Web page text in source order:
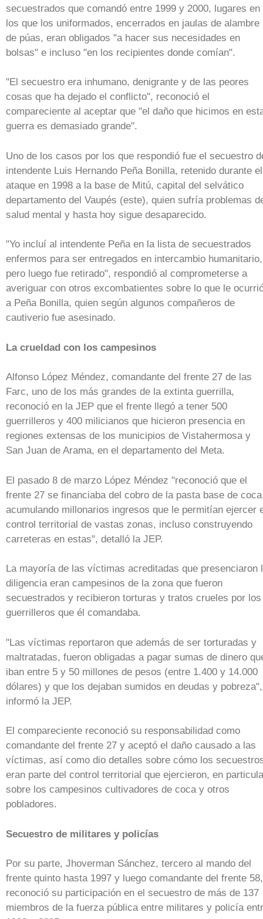
secuestrados que comandó entre 1999 y 2000, lugares en
los que los uniformados, encerrados en jaulas de alambre
de púas, eran obligados "a hacer sus necesidades en
bolsas" e incluso "en los recipientes donde comían".
"El secuestro era inhumano, denigrante y de las peores
cosas que ha dejado el conflicto", reconoció el
compareciente al aceptar que "el daño que hicimos en
guerra es demasiado grande".
Uno de los casos por los que respondió fue el secuestro
intendente Luis Hernando Peña Bonilla, retenido durante el
ataque en 1998 a la base de Mitú, capital del selvático
departamento del Vaupés (este), quien sufría problemas
salud mental y hasta hoy sigue desaparecido.
"Yo incluí al intendente Peña en la lista de secuestrados
enfermos para ser entregados en intercambio humanitario,
pero luego fue retirado", respondió al comprometerse a
averiguar con otros excombatientes sobre lo que le
a Peña Bonilla, quien según algunos compañeros de
cautiverio fue asesinado.
La crueldad con los campesinos
Alfonso López Méndez, comandante del frente 27 de las
Farc, uno de los más grandes de la extinta guerrilla,
reconoció en la JEP que el frente llegó a tener 500
guerrilleros y 400 milicianos que hicieron presencia en
regiones extensas de los municipios de Vistahermosa y
San Juan de Arama, en el departamento del Meta.
El pasado 8 de marzo López Méndez "reconoció que el
frente 27 se financiaba del cobro de la pasta base de
acumulando millonarios ingresos que le permitían ejercer
control territorial de vastas zonas, incluso construyendo
carreteras en estas", detalló la JEP.
La mayoría de las víctimas acreditadas que presenciaron
diligencia eran campesinos de la zona que fueron
secuestrados y recibieron torturas y tratos crueles por los
guerrilleros que él comandaba.
"Las víctimas reportaron que además de ser torturadas y
maltratadas, fueron obligadas a pagar sumas de dinero
iban entre 5 y 50 millones de pesos (entre 1.400 y 14.000
dólares) y que los dejaban sumidos en deudas y pobreza",
informó la JEP.
El compareciente reconoció su responsabilidad como
comandante del frente 27 y aceptó el daño causado a las
víctimas, así como dio detalles sobre cómo los
eran parte del control territorial que ejercieron, en
sobre los campesinos cultivadores de coca y otros
pobladores.
Secuestro de militares y policías
Por su parte, Jhoverman Sánchez, tercero al mando del
frente quinto hasta 1997 y luego comandante del frente 58,
reconoció su participación en el secuestro de más de 137
miembros de la fuerza pública entre militares y policía